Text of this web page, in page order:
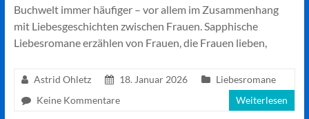
Buchwelt immer häufiger – vor allem im Zusammenhang
mit Liebesgeschichten zwischen Frauen. Sapphische
Liebesromane erzählen von Frauen, die Frauen lieben,
Astrid Ohletz 18. Januar 2026
Liebesromane
Keine Kommentare
Weiterlesen